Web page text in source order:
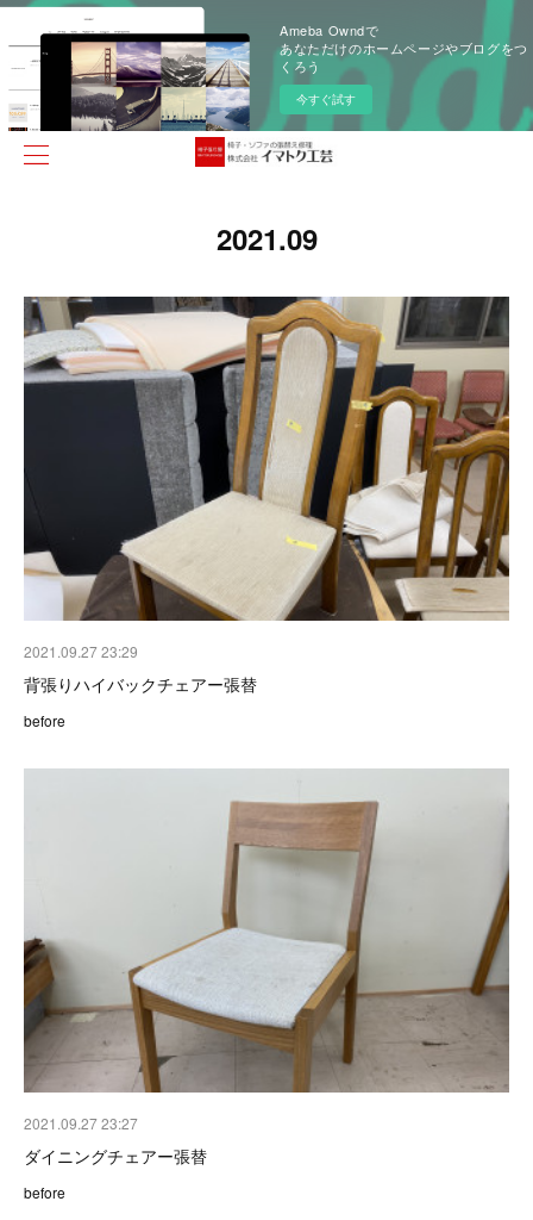
Ameba Owndで
あなただけのホームページやブログをつ
くろう
今すぐ試す
2021.09
2021.09.27 23:29
背張りハイバックチェアー張替
before
2021.09.27 23:27
ダイニングチェアー張替
before